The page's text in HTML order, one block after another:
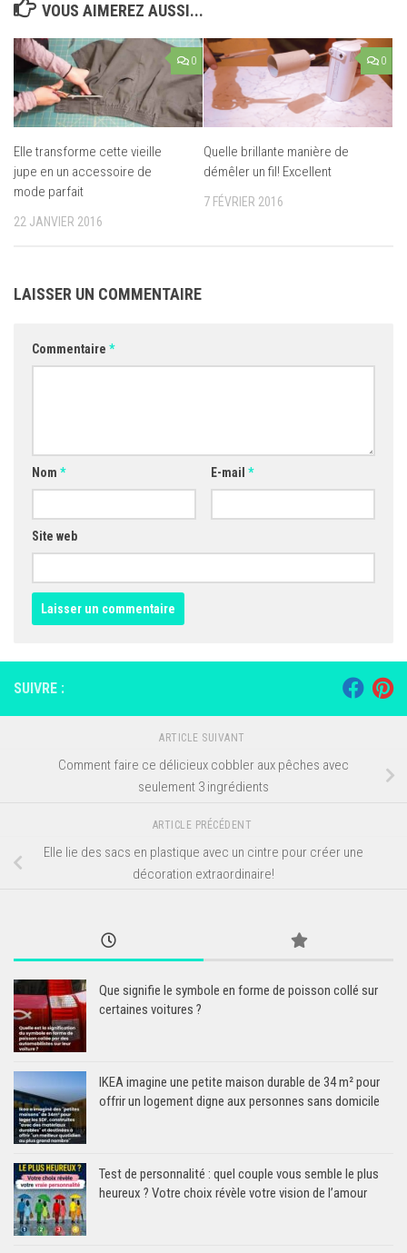
VOUS AIMEREZ AUSSI...
0
Elle transforme cette vieille
jupe en un accessoire de
mode parfait
22 JANVIER 2016
0
Quelle brillante manière de
démêler un fil! Excellent
7 FÉVRIER 2016
LAISSER UN COMMENTAIRE
Commentaire *
Nom * E-mail *
Site web
SUIVRE :
ARTICLE SUIVANT
Comment faire ce délicieux cobbler aux pêches avec
seulement 3 ingrédients
ARTICLE PRÉCÉDENT
Elle lie des sacs en plastique avec un cintre pour créer une
décoration extraordinaire!
Que signifie le symbole en forme de poisson collé sur
certaines voitures ?
IKEA imagine une petite maison durable de 34 m² pour
offrir un logement digne aux personnes sans domicile
Test de personnalité : quel couple vous semble le plus
heureux ? Votre choix révèle votre vision de l’amour